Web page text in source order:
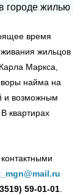
время
жильцов
Маркса,
найма на
и возможным
квартирах
59-01-01